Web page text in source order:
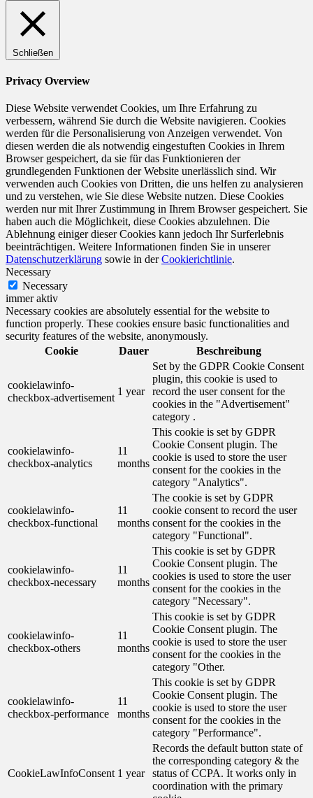
Schließen
Privacy Overview
Diese Website verwendet Cookies, um Ihre Erfahrung zu
verbessern, während Sie durch die Website navigieren. Cookies
werden für die Personalisierung von Anzeigen verwendet. Von
diesen werden die als notwendig eingestuften Cookies in Ihrem
Browser gespeichert, da sie für das Funktionieren der
grundlegenden Funktionen der Website unerlässlich sind. Wir
verwenden auch Cookies von Dritten, die uns helfen zu analysieren
und zu verstehen, wie Sie diese Website nutzen. Diese Cookies
werden nur mit Ihrer Zustimmung in Ihrem Browser gespeichert. Sie
haben auch die Möglichkeit, diese Cookies abzulehnen. Die
Ablehnung einiger dieser Cookies kann jedoch Ihr Surferlebnis
beeinträchtigen. Weitere Informationen finden Sie in unserer
Datenschutzerklärung sowie in derCookierichtlinie.
Necessary
Necessary
immer aktiv
Necessary cookies are absolutely essential for the website to
function properly. These cookies ensure basic functionalities and
security features of the website, anonymously.
Cookie
Dauer Beschreibung
cookielawinfo-
checkbox-advertisement
1 year
Set by the GDPR Cookie Consent
plugin, this cookie is used to
record the user consent for the
cookies in the "Advertisement"
category .
cookielawinfo-
checkbox-analytics
11
months
This cookie is set by GDPR
Cookie Consent plugin. The
cookie is used to store the user
consent for the cookies in the
category "Analytics".
cookielawinfo-
checkbox-functional
11
months
The cookie is set by GDPR
cookie consent to record the user
consent for the cookies in the
category "Functional".
cookielawinfo-
checkbox-necessary
11
months
This cookie is set by GDPR
Cookie Consent plugin. The
cookies is used to store the user
consent for the cookies in the
category "Necessary".
cookielawinfo-
checkbox-others
11
months
This cookie is set by GDPR
Cookie Consent plugin. The
cookie is used to store the user
consent for the cookies in the
category "Other.
cookielawinfo-
checkbox-performance
11
months
This cookie is set by GDPR
Cookie Consent plugin. The
cookie is used to store the user
consent for the cookies in the
category "Performance".
CookieLawInfoConsent 1 year
Records the default button state of
the corresponding category & the
status of CCPA. It works only in
coordination with the primary